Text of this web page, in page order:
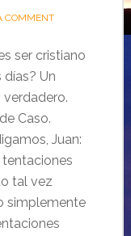
COMMENT
ser cristiano
días? Un
verdadero.
Caso.
Juan:
tal vez
simplemente